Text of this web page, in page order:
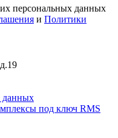
персональных данных
и Политики
данных
под ключ RMS